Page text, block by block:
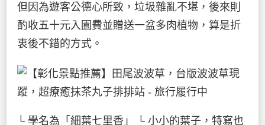
但因為遊客公德心所致，垃圾雜亂不堪，後來則
酌收五十元入園費並贈送一盆多肉植物，算是折
衷後不錯的方式。
└ 學名為「細葉七里香」 └ 小小的葉子，特寫也